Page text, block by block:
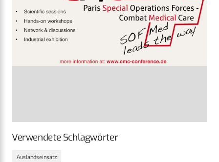
Verwendete Schlagwörter
Auslandseinsatz